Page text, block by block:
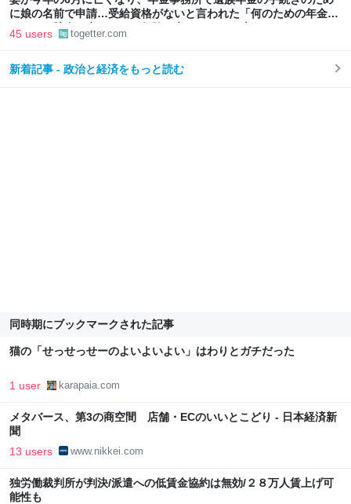
に娘の名前で申請…受給資格がないと言われた「何のための年金な
のか」→貯金と考えるか？保険と考えるか？で違う
45 users togetter.com
新着記事 - 政治と経済をもっと読む
同時期にブックマークされた記事
猫の「せっせっせーのよいよいよい」はわりとガチだった
1 user karapaia.com
メタバース、第3の商空間 店舗・ECのいいとこどり - 日本経済新
聞
13 users www.nikkei.com
独労働裁判所が判決/派遣への低賃金協約は無効/２８万人賃上げ可
能性も